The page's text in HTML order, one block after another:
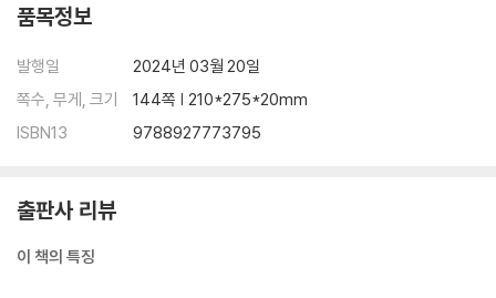
품목정보
발행일
2024년 03월 20일
쪽수, 무게, 크기
144쪽 | 210*275*20mm
ISBN13
9788927773795
출판사 리뷰
이 책의 특징